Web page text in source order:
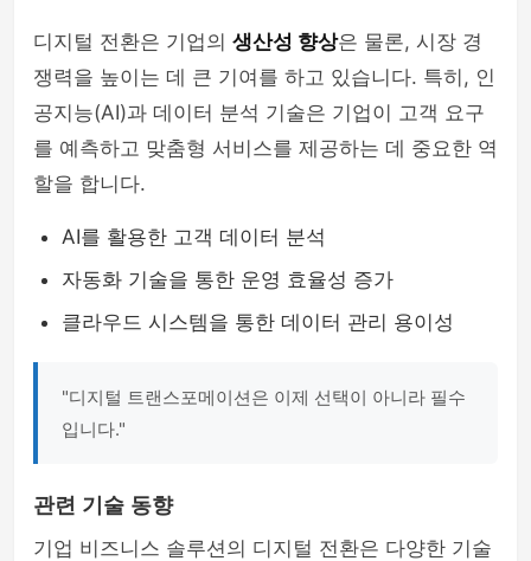
디지털 전환은 기업의 생산성 향상은 물론, 시장 경
쟁력을 높이는 데 큰 기여를 하고 있습니다. 특히, 인
공지능(AI)과 데이터 분석 기술은 기업이 고객 요구
를 예측하고 맞춤형 서비스를 제공하는 데 중요한 역
할을 합니다.
AI를 활용한 고객 데이터 분석
자동화 기술을 통한 운영 효율성 증가
클라우드 시스템을 통한 데이터 관리 용이성
"디지털 트랜스포메이션은 이제 선택이 아니라 필수
입니다."
관련 기술 동향
기업 비즈니스 솔루션의 디지털 전환은 다양한 기술